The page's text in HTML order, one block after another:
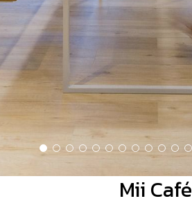
Mii Café